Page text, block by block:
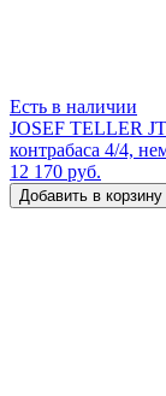
Есть в наличии
JOSEF TELLER
контрабаса 4/4,
12 170 руб.
Добавить в корзину